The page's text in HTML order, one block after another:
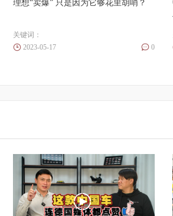
理想“卖爆” 只是因为它够花里胡哨？
关键词：
2023-05-17
0